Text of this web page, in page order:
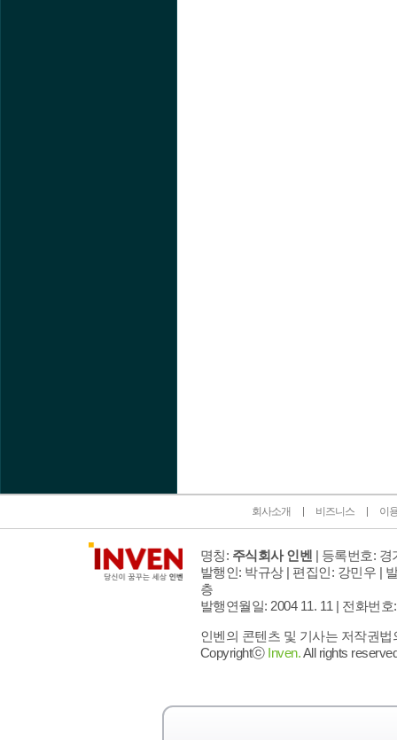
회사소개 비즈니스 이
명칭: 주식회사 인벤 | 등록번호: 경
발행인: 박규상 | 편집인: 강민우 |
층
발행연월일: 2004 11. 11 | 전화번호
인벤의 콘텐츠 및 기사는 저작권
Copyrightⓒ Inven.All rights